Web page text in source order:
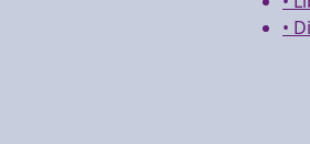
•